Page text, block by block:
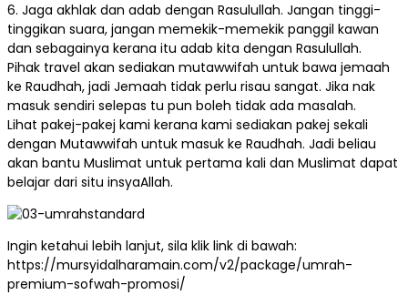
6. Jaga akhlak dan adab dengan Rasulullah. Jangan tinggi-
tinggikan suara, jangan memekik-memekik panggil kawan
dan sebagainya kerana itu adab kita dengan Rasulullah.
Pihak travel akan sediakan mutawwifah untuk bawa jemaah
ke Raudhah, jadi Jemaah tidak perlu risau sangat. Jika nak
masuk sendiri selepas tu pun boleh tidak ada masalah.
Lihat pakej-pakej kami kerana kami sediakan pakej sekali
dengan Mutawwifah untuk masuk ke Raudhah. Jadi beliau
akan bantu Muslimat untuk pertama kali dan Muslimat dapat
belajar dari situ insyaAllah.
Ingin ketahui lebih lanjut, sila klik link di bawah:
https://mursyidalharamain.com/v2/package/umrah-
premium-sofwah-promosi/